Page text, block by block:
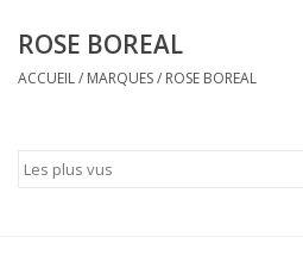
BAS
VESTES
ROSE BOREAL
ACCUEIL/ MARQUES/ ROSE BOREAL